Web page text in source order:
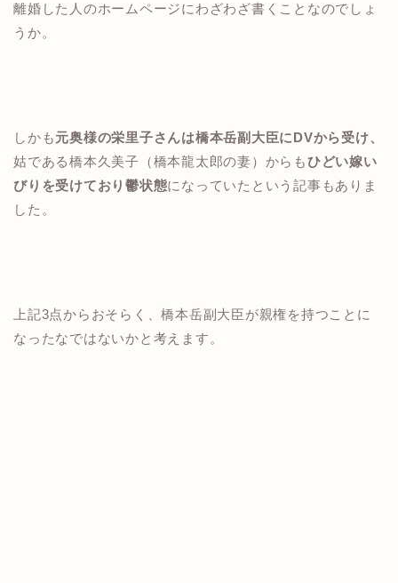
離婚した人のホームページにわざわざ書くことなのでしょ
うか。
しかも元奥様の栄里子さんは橋本岳副大臣にDVから受け、
姑である橋本久美子（橋本龍太郎の妻）からもひどい嫁い
びりを受けており鬱状態になっていたという記事もありま
した。
上記3点からおそらく、橋本岳副大臣が親権を持つことに
なったなではないかと考えます。